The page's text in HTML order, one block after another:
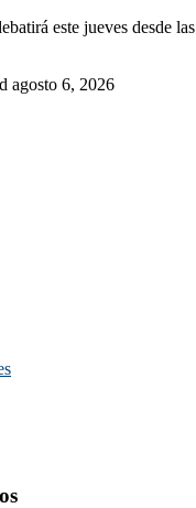
este jueves desde las
agosto 6, 2026